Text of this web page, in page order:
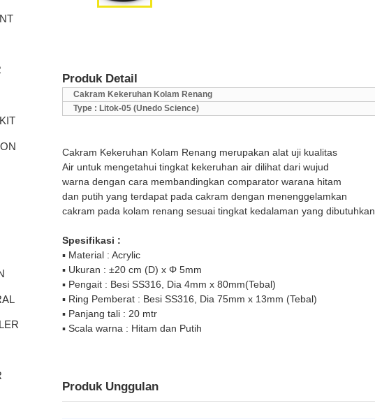
Produk Detail
Cakram Kekeruhan Kolam Renang
Type : Litok-05 (Unedo Science)
Cakram Kekeruhan Kolam Renang merupakan alat uji kualitas
Air untuk mengetahui tingkat kekeruhan air dilihat dari wujud
warna dengan cara membandingkan comparator warana hitam
dan putih yang terdapat pada cakram dengan menenggelamkan
cakram pada kolam renang sesuai tingkat kedalaman yang dibutuhkan
Spesifikasi :
▪ Material : Acrylic
▪ Ukuran : ±20 cm (D) xΦ 5mm
▪ Pengait : Besi SS316, Dia 4mm x 80mm(Tebal)
▪ Ring Pemberat : Besi SS316, Dia 75mm x 13mm (Tebal)
▪ Panjang tali : 20 mtr
▪ Scala warna : Hitam dan Putih
Produk Unggulan